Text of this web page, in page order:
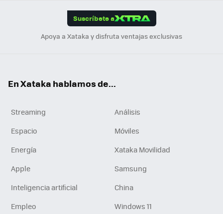
Suscríbete a
Apoya a Xataka y disfruta ventajas exclusivas
En Xataka hablamos de...
Streaming
Análisis
Espacio
Móviles
Energía
Xataka Movilidad
Apple
Samsung
Inteligencia artificial
China
Empleo
Windows 11